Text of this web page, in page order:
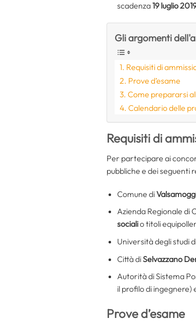
scadenza19 luglio
Gli argomenti
Requisiti di
Prove d’esame
Come prepararsi
Calendario delle
Requisiti di
Per partecipare ai
pubbliche e dei seguenti
Comune di
Azienda Regionale di
socialio titoli
Università degli studi
Città diSelvazzano
Autorità di Sistema
il profilo di ingegnere)
Prove d’esame